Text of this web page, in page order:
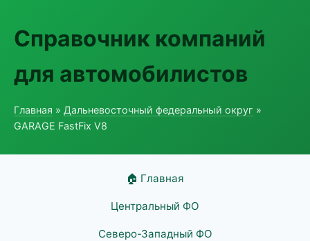
Справочник компаний
для автомобилистов
Главная » Дальневосточный федеральный округ »
GARAGE FastFix V8
🏠 Главная
Центральный ФО
Северо-Западный ФО